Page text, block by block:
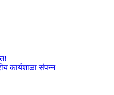
कार्यशाळा संपन्न